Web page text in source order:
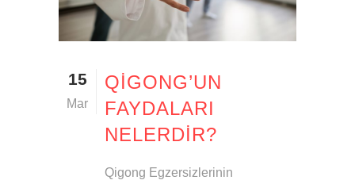
15
Mar
QIGONG’UN
FAYDALARI
NELERDIR?
Qigong Egzersizlerinin